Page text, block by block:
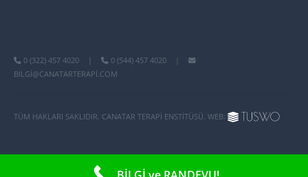
0 (322) 457 4020 0 (544) 457 4020
BILGI@CANATARTERAPI.COM
TÜM HAKLARI SAKLIDIR. CANATAR TERAPI ENSTITÜSÜ. WEB: